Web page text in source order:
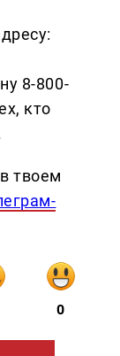
8-800-
кто
твоем
0